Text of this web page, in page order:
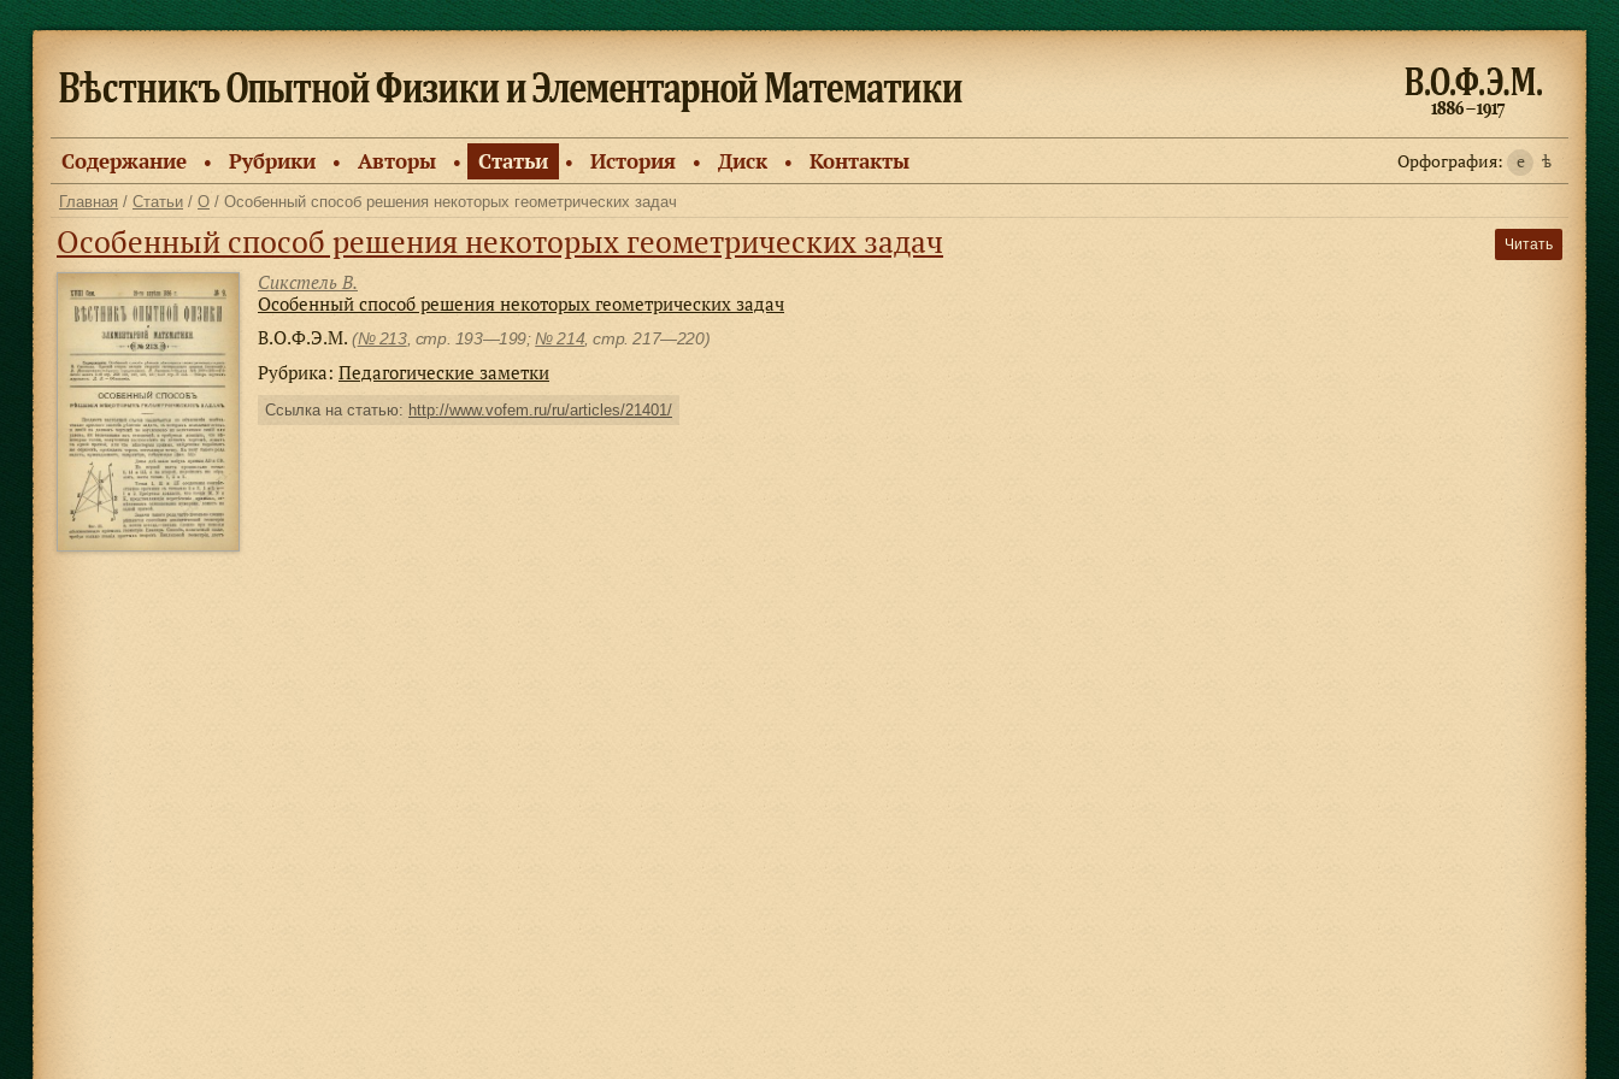
Содержание ● Рубрики ● Авторы ● Статьи ● История ● Диск ● Контакты Орфография: e ѣ
Главная / Статьи / О / Особенный способ решения некоторых геометрических задач
Читать
Особенный способ решения некоторых геометрических задач
Сикстель В.
Особенный способ решения некоторых геометрических задач
В.О.Ф.Э.М. (№ 213, стр. 193—199; № 214 , cтр. 217—220)
Рубрика: Педагогические заметки
Ссылка на статью: http://www.vofem.ru/ru/articles/21401/